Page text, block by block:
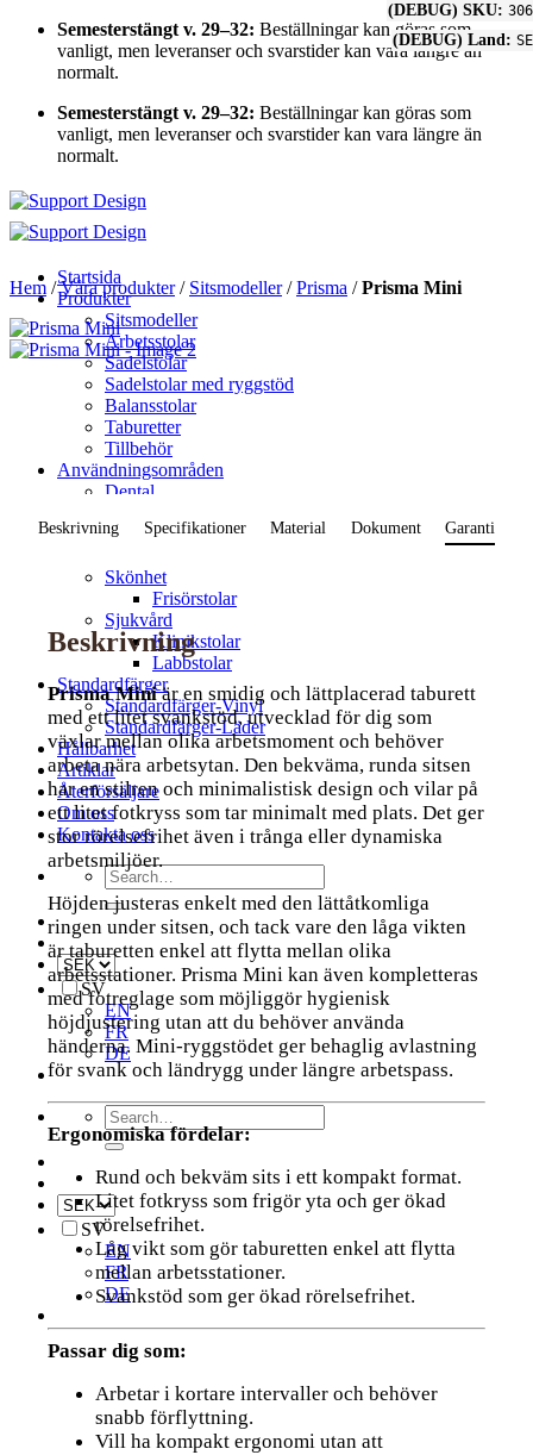
Skip
content
Semesterstängt v. 29–32: Beställningar kan göras som
vanligt, men leveranser och svarstider kan vara längre än
normalt.
Semesterstängt v. 29–32: Beställningar kan göras som
vanligt, men leveranser och svarstider kan vara längre än
normalt.
Startsida
Produkter
Sitsmodeller
Arbetsstolar
Sadelstolar
Sadelstolar med ryggstöd
Balansstolar
Taburetter
Tillbehör
Användningsområden
Dental
Fotvård
Skönhet
Frisörstolar
Sjukvård
Klinikstolar
Labbstolar
Standardfärger
Standardfärger-Vinyl
Standardfärger-Läder
Hållbarhet
Artiklar
Återförsäljare
Om oss
Kontakta oss
Search
for:
SV
EN
FR
DE
Search
for:
SV
EN
FR
DE
Hem /Våra produkter/ Sitsmodeller/Prisma /Prisma Mini
Beskrivning Specifikationer Material Dokument Garanti
Beskrivning
Prisma Miniär en smidig och lättplacerad taburett
med ett litet svankstöd, utvecklad för dig som
växlar mellan olika arbetsmoment och behöver
arbeta nära arbetsytan. Den bekväma, runda sitsen
har en stilren och minimalistisk design och vilar på
ett litet fotkryss som tar minimalt med plats. Det ger
stor rörelsefrihet även i trånga eller dynamiska
arbetsmiljöer.
Höjden justeras enkelt med den lättåtkomliga
ringen under sitsen, och tack vare den låga vikten
är taburetten enkel att flytta mellan olika
arbetsstationer. Prisma Mini kan även kompletteras
med fotreglage som möjliggör hygienisk
höjdjustering utan att du behöver använda
händerna. Mini-ryggstödet ger behaglig avlastning
för svank och ländrygg under längre arbetspass.
Ergonomiska fördelar:
Rund och bekväm sits i ett kompakt format.
Litet fotkryss som frigör yta och ger ökad
rörelsefrihet.
Låg vikt som gör taburetten enkel att flytta
mellan arbetsstationer.
Svankstöd som ger ökad rörelsefrihet.
Passar dig som:
Arbetar i kortare intervaller och behöver
snabb förflyttning.
Vill ha kompakt ergonomi utan att
(DEBUG) SKU: 306
(DEBUG) Land: SE